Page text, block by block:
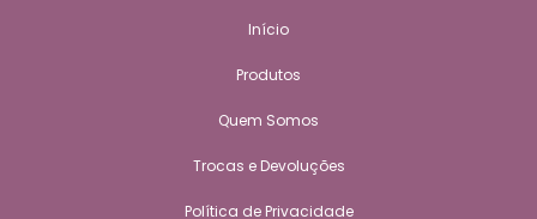
Início
Produtos
Quem Somos
Trocas e Devoluções
Política de Privacidade